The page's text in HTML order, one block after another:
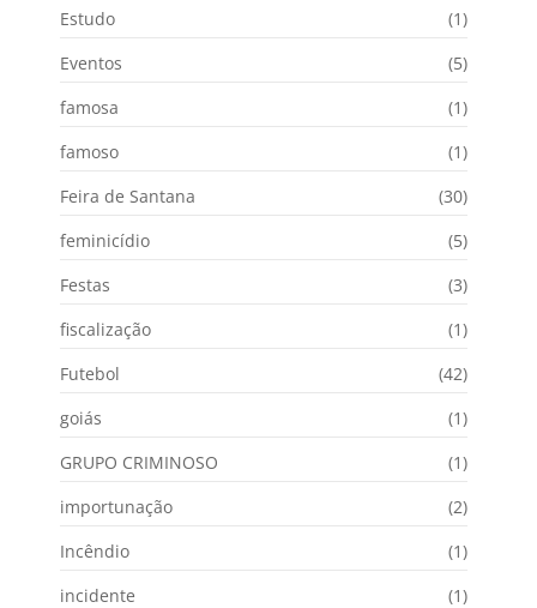
Estudo
(1)
Eventos
(5)
famosa
(1)
famoso
(1)
Feira de Santana
(30)
feminicídio
(5)
Festas
(3)
fiscalização
(1)
Futebol
(42)
goiás
(1)
GRUPO CRIMINOSO
(1)
importunação
(2)
Incêndio
(1)
incidente
(1)